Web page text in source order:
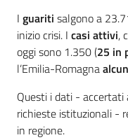
I guariti salgono a
inizio crisi. I casi attivi,
oggi sono 1.350 (25 in
l’Emilia-Romagna
Questi i dati - accertati
richieste istituzionali -
in regione.